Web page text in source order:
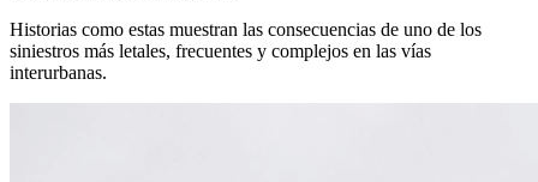
Historias como estas muestran las consecuencias de uno de los
siniestros más letales, frecuentes y complejos en las vías
interurbanas.